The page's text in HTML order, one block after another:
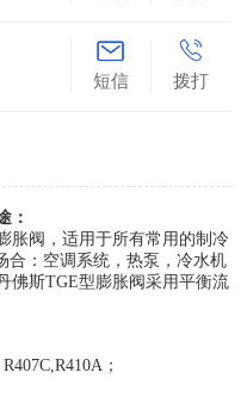
短信 拨打
：
胀阀，适用于所有常用的制冷
合：空调系统，热泵，冷水机
佛斯TGE型膨胀阀采用平衡流
；